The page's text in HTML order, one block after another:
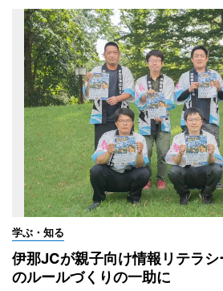
学ぶ・知る
伊那JCが親子向け情報リテラ
のルールづくりの一助に